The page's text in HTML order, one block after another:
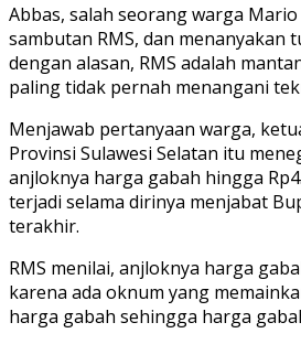
Abbas, salah seorang warga
sambutan RMS, dan menanyakan
dengan alasan, RMS adalah
paling tidak pernah menangani
Menjawab pertanyaan warga,
Provinsi Sulawesi Selatan itu
anjloknya harga gabah hingga
terjadi selama dirinya menjabat
terakhir.
RMS menilai, anjloknya harga
karena ada oknum yang
harga gabah sehingga harga